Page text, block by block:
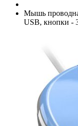
Мышь
USB, кнопки -